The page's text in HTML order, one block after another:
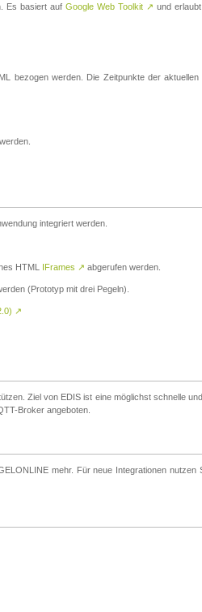
Es basiert auf Google Web Toolkit ↗ und erlaubt
bezogen werden. Die Zeitpunkte der
integriert werden.
HTML IFrames ↗ abgerufen werden.
(Prototyp mit drei Pegeln).
↗
Ziel von EDIS ist eine möglichst schnelle
Broker angeboten.
mehr. Für neue Integrationen nutzen